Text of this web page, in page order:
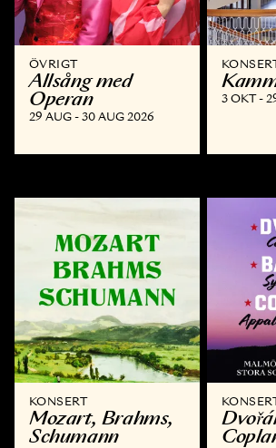
ÖVRIGT
Allsång med
Operan
29 AUG - 30 AUG 2026
KONSERT
3 OKT -
KONSERT
Mozart, Brahms,
Schumann
KONSERT